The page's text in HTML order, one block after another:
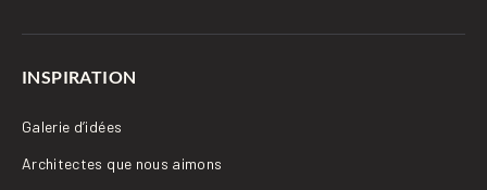
INSPIRATION
Galerie d’idées
Architectes que nous aimons